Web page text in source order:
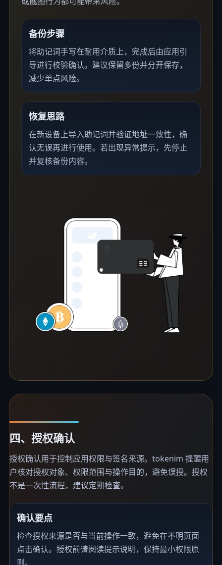
备份步骤
将助记词手写在耐用介质上，完成后由应用引
导进行校验确认。建议保留多份并分开保存，
减少单点风险。
恢复思路
在新设备上导入助记词并验证地址一致性，确
认无误再进行使用。若出现异常提示，先停止
并复核备份内容。
四、授权确认
授权确认用于控制应用权限与签名来源。tokenim 提醒用
户核对授权对象、权限范围与操作目的，避免误授。授权
不是一次性流程，建议定期检查。
确认要点
检查授权来源是否与当前操作一致，避免在不明页面
点击确认。授权前请阅读提示说明，保持最小权限原
则。